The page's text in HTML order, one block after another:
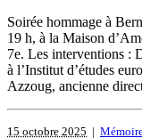
Soirée hommage à
19 h, à la Maison
7e. Les interventions :
à l’Institut d’études
Azzoug, ancienne
15 octobre 2025 |